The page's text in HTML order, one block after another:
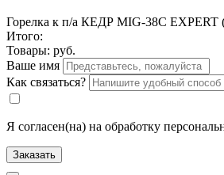
Горелка к п/а КЕДР MIG-38C EXPERT
Итого:
Товары: руб.
Ваше имя
Как связаться?
Я согласен(на) на обработку
Заказать